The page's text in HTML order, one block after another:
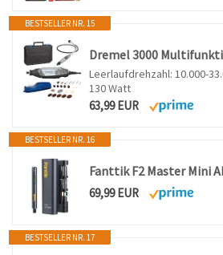
BESTSELLER NR. 15
Leerlaufdrehzahl: 10.000-
130 Watt
63,99 EUR
BESTSELLER NR. 16
69,99 EUR
BESTSELLER NR. 17